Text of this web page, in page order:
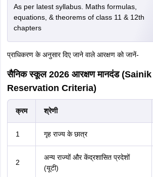
As per latest syllabus. Maths formulas,
equations, & theorems of class 11 & 12th
chapters
प्राधिकरण के अनुसार दिए जाने वाले आरक्षण को जानें-
सैनिक स्कूल 2026 आरक्षण मानदंड
Reservation Criteria)
क्रम श्रेणी
1 गृह राज्य के छात्र
2
अन्य राज्यों और केंद्रशासित प्रदेशों
(यूटी)